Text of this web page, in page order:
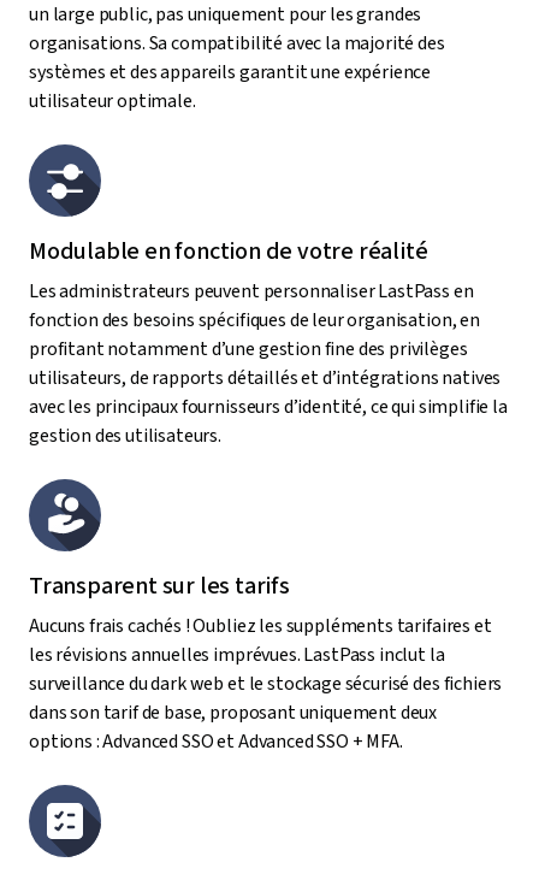
un large public, pas uniquement pour les grandes
organisations. Sa compatibilité avec la majorité des
systèmes et des appareils garantit une expérience
utilisateur optimale.
Modulable en fonction de votre réalité
Les administrateurs peuvent personnaliser LastPass en
fonction des besoins spécifiques de leur organisation, en
profitant notamment d’une gestion fine des privilèges
utilisateurs, de rapports détaillés et d’intégrations natives
avec les principaux fournisseurs d’identité, ce qui simplifie la
gestion des utilisateurs.
Transparent sur les tarifs
Aucuns frais cachés ! Oubliez les suppléments tarifaires et
les révisions annuelles imprévues. LastPass inclut la
surveillance du dark web et le stockage sécurisé des fichiers
dans son tarif de base, proposant uniquement deux
options : Advanced SSO et Advanced SSO + MFA.